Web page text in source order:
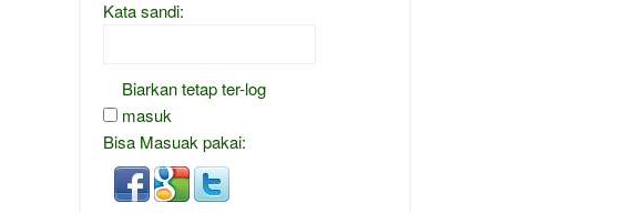
Kata sandi:
Biarkan tetap ter-log
masuk
Bisa Masuak pakai: